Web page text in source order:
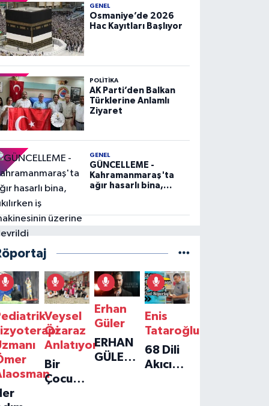
GENEL
Osmaniye’de 2026
Hac Kayıtları Başlıyor
POLITIKA
AK Parti’den Balkan
Türklerine Anlamlı
Ziyaret
GENEL
GÜNCELLEME -
Kahramanmaraş'ta
ağır hasarlı bina,
devrildi
Veysel
Özaraz
Anlatıyor
Bir
Çocuğun
Erhan
Güler
ERHAN
GÜLER'IN
Enis
Tataroğlu
68 Dili
Akıcı